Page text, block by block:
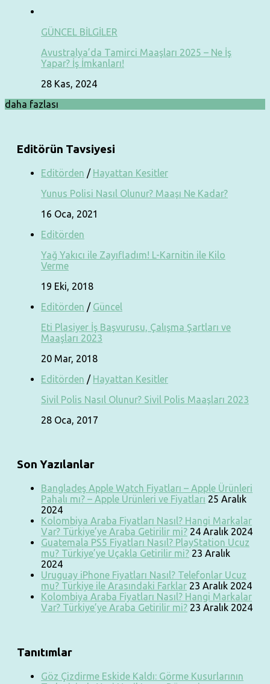
GÜNCEL BİLGİLER
Avustralya’da Tamirci Maaşları 2025 – Ne İş
Yapar? İş İmkanları!
28 Kas, 2024
daha fazlası
Editörün Tavsiyesi
Editörden / Hayattan Kesitler
Yunus Polisi Nasıl Olunur? Maaşı Ne Kadar?
16 Oca, 2021
Editörden
Yağ Yakıcı ile Zayıfladım! L-Karnitin ile Kilo
Verme
19 Eki, 2018
Editörden / Güncel
Eti Plasiyer İş Başvurusu, Çalışma Şartları ve
Maaşları 2023
20 Mar, 2018
Editörden / Hayattan Kesitler
Sivil Polis Nasıl Olunur? Sivil Polis Maaşları 2023
28 Oca, 2017
Son Yazılanlar
Bangladeş Apple Watch Fiyatları – Apple Ürünleri
Pahalı mı? – Apple Ürünleri ve Fiyatları 25 Aralık
2024
Kolombiya Araba Fiyatları Nasıl? Hangi Markalar
Var? Türkiye’ye Araba Getirilir mi? 24 Aralık 2024
Guatemala PS5 Fiyatları Nasıl? PlayStation Ucuz
mu? Türkiye’ye Uçakla Getirilir mi? 23 Aralık
2024
Uruguay iPhone Fiyatları Nasıl? Telefonlar Ucuz
mu? Türkiye ile Arasındaki Farklar 23 Aralık 2024
Kolombiya Araba Fiyatları Nasıl? Hangi Markalar
Var? Türkiye’ye Araba Getirilir mi? 23 Aralık 2024
Tanıtımlar
Göz Çizdirme Eskide Kaldı: Görme Kusurlarının